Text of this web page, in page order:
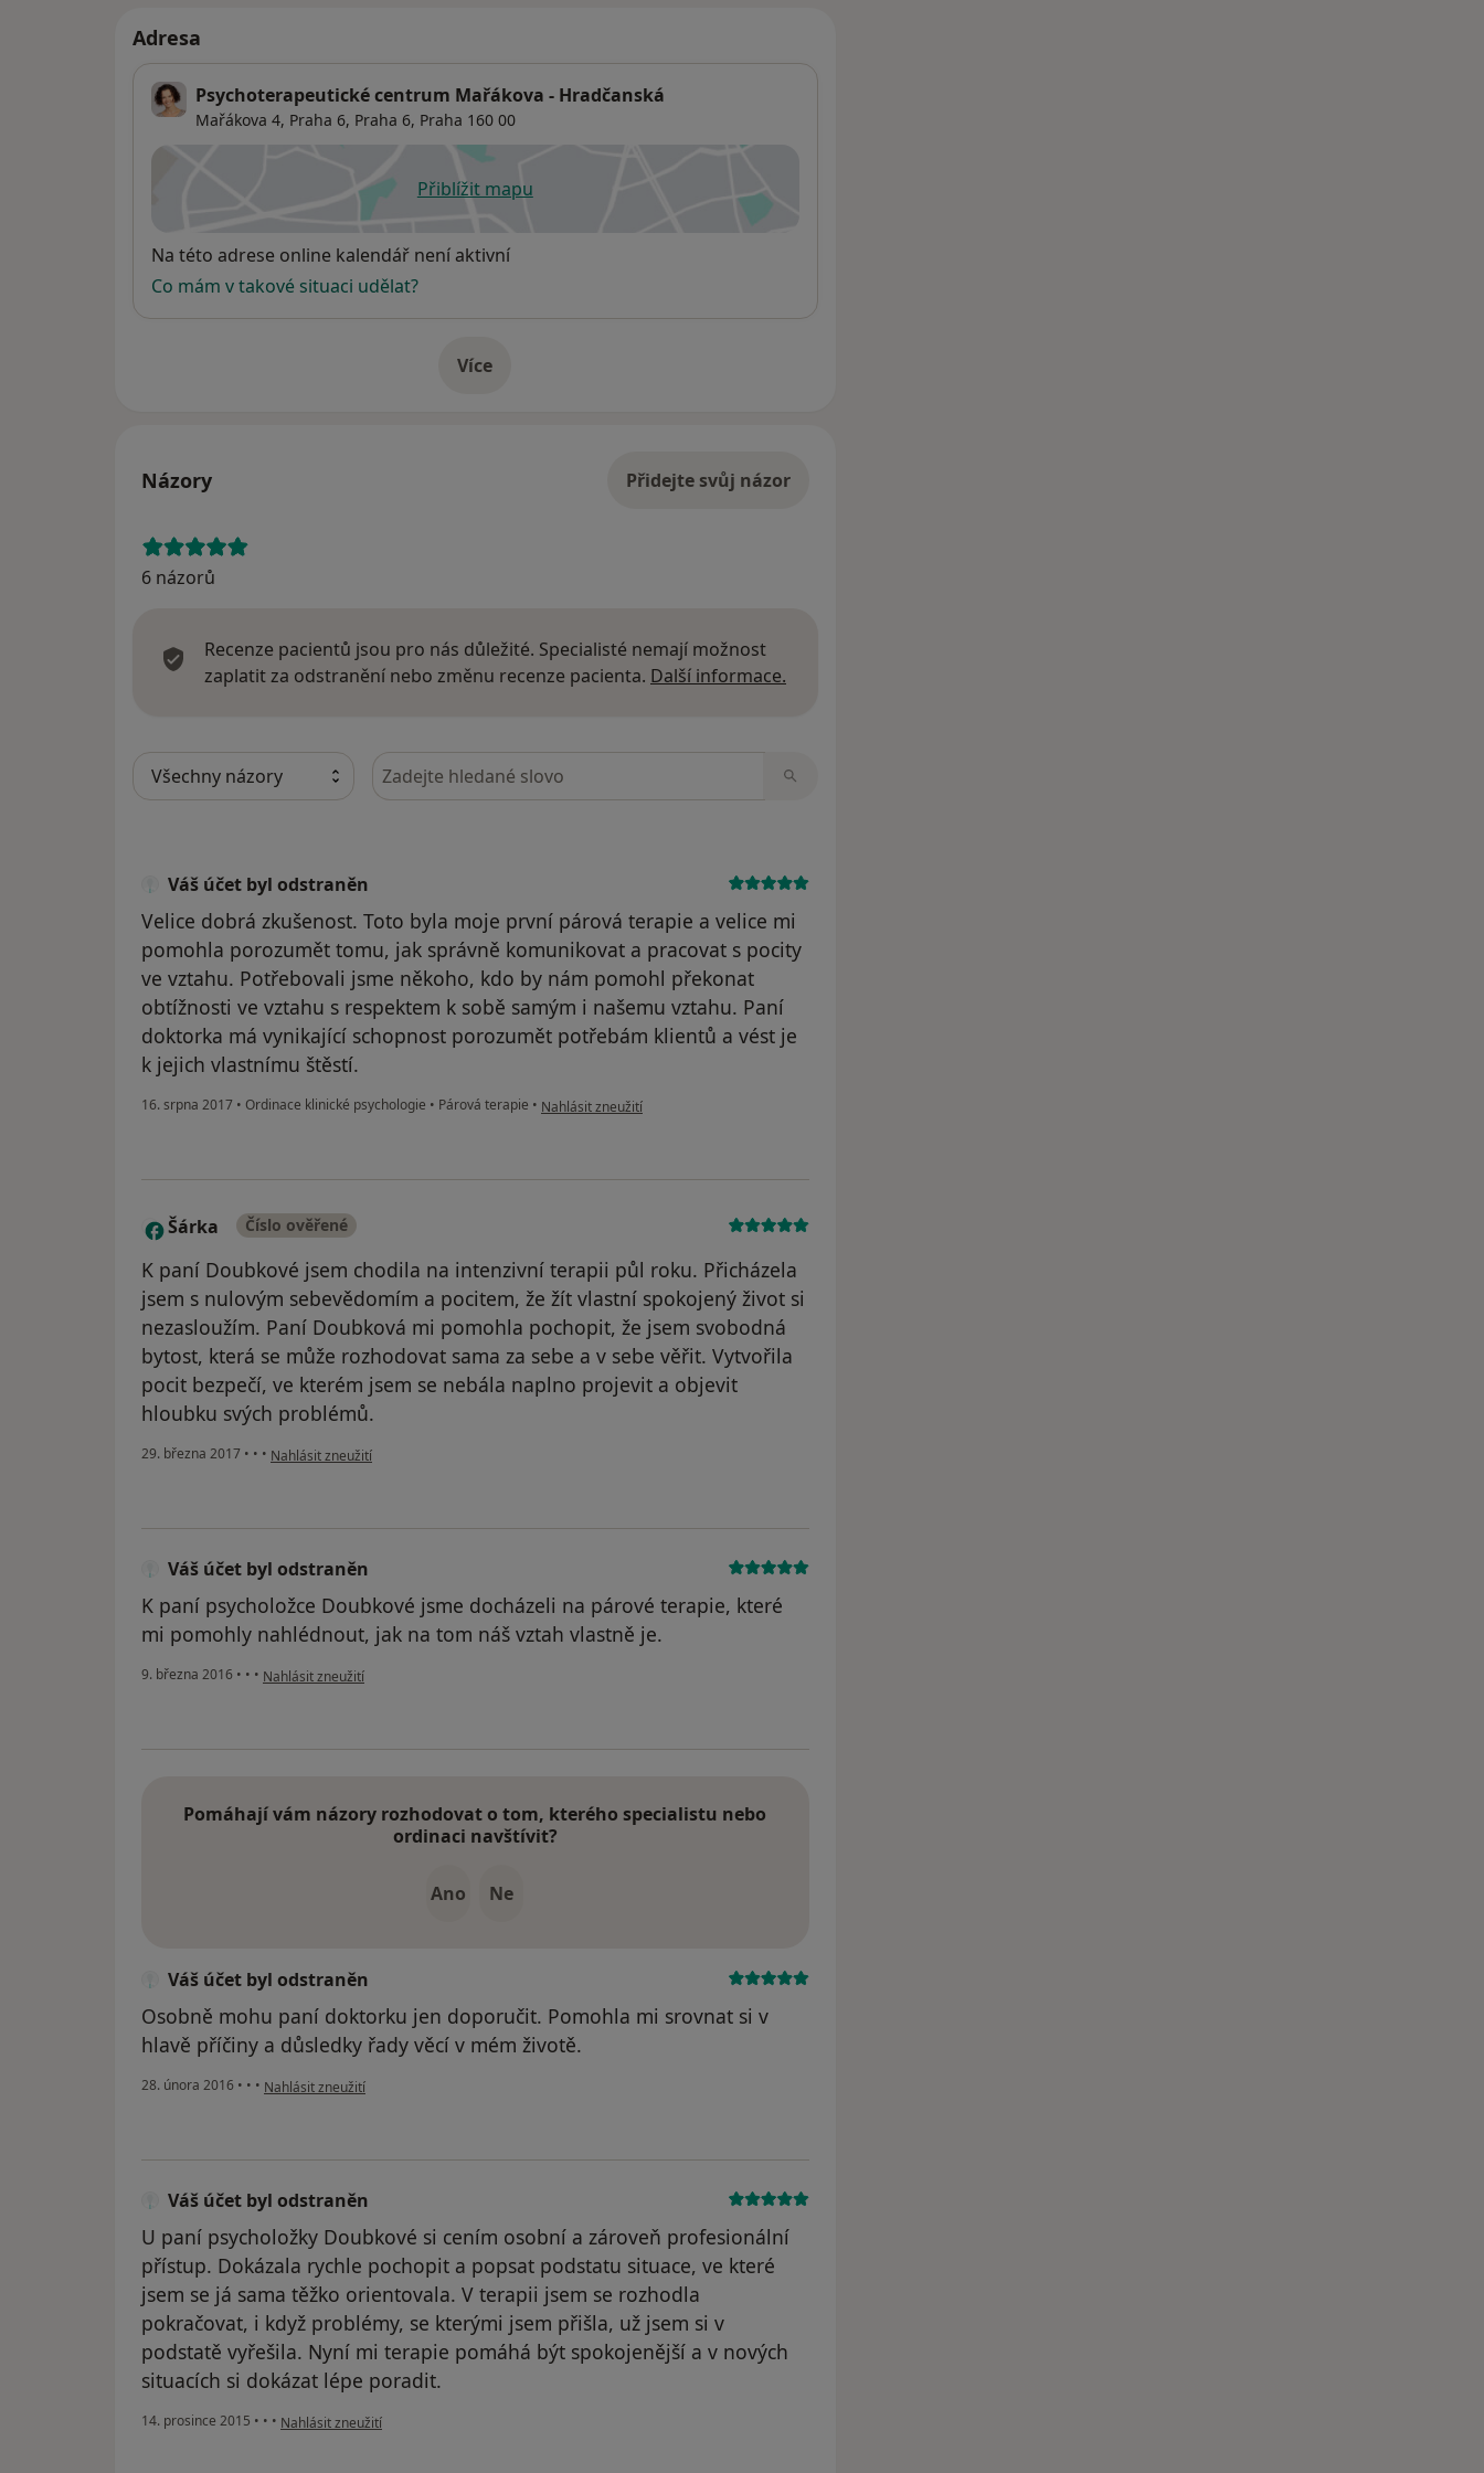
Adresa
Psychoterapeutické centrum Mařákova - Hradčanská
Mařákova 4, Praha 6, Praha 6, Praha 160 00
Přiblížit mapuse otevře v nové záložce
Dostupnost
Na této adrese online kalendář není aktivní
Co mám v takové situaci udělat?
Víceo adrese
Názory Přidejte svůj názor
6 názorů
Recenze pacientů jsou pro nás důležité. Specialisté nemají možnost
zaplatit za odstranění nebo změnu recenze pacienta. Další informace.
Hledejte v názorech
Váš účet byl odstraněn
Velice dobrá zkušenost. Toto byla moje první párová terapie a velice mi
pomohla porozumět tomu, jak správně komunikovat a pracovat s pocity
ve vztahu. Potřebovali jsme někoho, kdo by nám pomohl překonat
obtížnosti ve vztahu s respektem k sobě samým i našemu vztahu. Paní
doktorka má vynikající schopnost porozumět potřebám klientů a vést je
k jejich vlastnímu štěstí.
16. srpna 2017 • Ordinace klinické psychologie • Párová terapie • podle názoru uživatele Váš účet byl odstraněn
Nahlásit zneužití
Š Šárka Číslo ověřené
K paní Doubkové jsem chodila na intenzivní terapii půl roku. Přicházela
jsem s nulovým sebevědomím a pocitem, že žít vlastní spokojený život si
nezasloužím. Paní Doubková mi pomohla pochopit, že jsem svobodná
bytost, která se může rozhodovat sama za sebe a v sebe věřit. Vytvořila
pocit bezpečí, ve kterém jsem se nebála naplno projevit a objevit
hloubku svých problémů.
29. března 2017 • • • podle názoru uživatele Šárka
Nahlásit zneužití
Váš účet byl odstraněn
K paní psycholožce Doubkové jsme docházeli na párové terapie, které
mi pomohly nahlédnout, jak na tom náš vztah vlastně je.
9. března 2016 • • • podle názoru uživatele Váš účet byl odstraněn
Nahlásit zneužití
Pomáhají vám názory rozhodovat o tom, kterého specialistu nebo
ordinaci navštívit?
Ano Ne
Váš účet byl odstraněn
Osobně mohu paní doktorku jen doporučit. Pomohla mi srovnat si v
hlavě příčiny a důsledky řady věcí v mém životě.
28. února 2016 • • • podle názoru uživatele Váš účet byl odstraněn
Nahlásit zneužití
Váš účet byl odstraněn
U paní psycholožky Doubkové si cením osobní a zároveň profesionální
přístup. Dokázala rychle pochopit a popsat podstatu situace, ve které
jsem se já sama těžko orientovala. V terapii jsem se rozhodla
pokračovat, i když problémy, se kterými jsem přišla, už jsem si v
podstatě vyřešila. Nyní mi terapie pomáhá být spokojenější a v nových
situacích si dokázat lépe poradit.
14. prosince 2015 • • • podle názoru uživatele Váš účet byl odstraněn
Nahlásit zneužití